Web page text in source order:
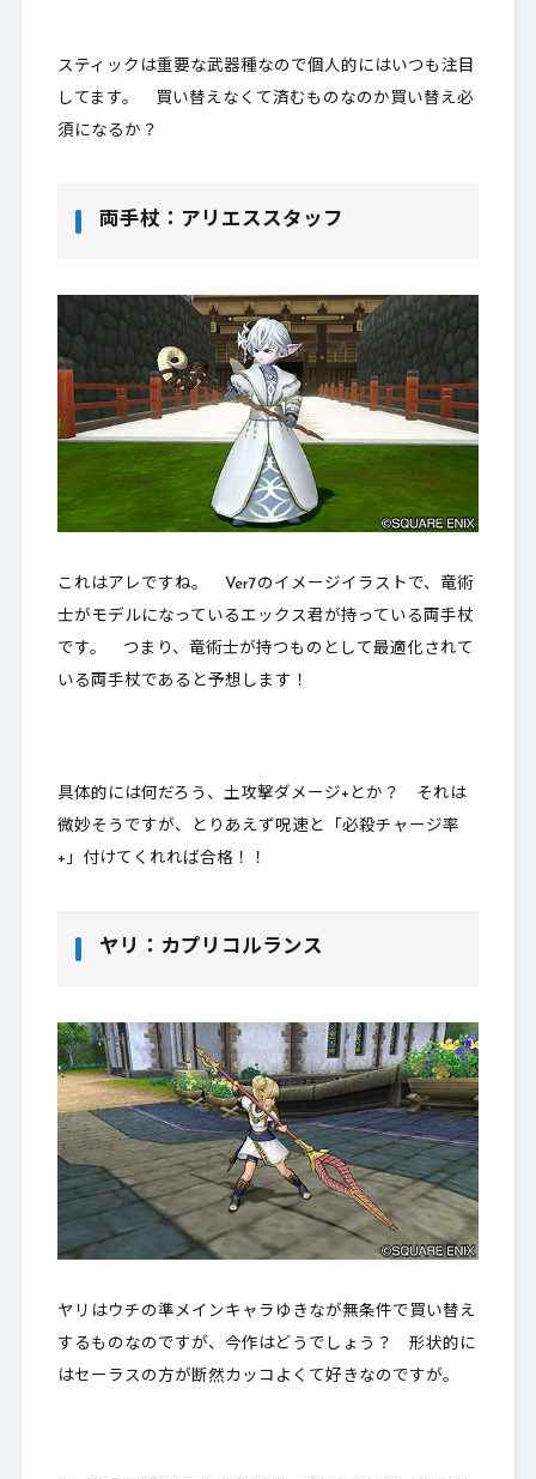
スティックは重要な武器種なので個人的にはいつも注目
してます。 買い替えなくて済むものなのか買い替え必
須になるか？
両手杖：アリエススタッフ
これはアレですね。 Ver7のイメージイラストで、竜術
士がモデルになっているエックス君が持っている両手杖
です。 つまり、竜術士が持つものとして最適化されて
いる両手杖であると予想します！
具体的には何だろう、土攻撃ダメージ+とか？ それは
微妙そうですが、とりあえず呪速と「必殺チャージ率
+」付けてくれれば合格！！
ヤリ：カプリコルランス
ヤリはウチの準メインキャラゆきなが無条件で買い替え
するものなのですが、今作はどうでしょう？ 形状的に
はセーラスの方が断然カッコよくて好きなのですが。